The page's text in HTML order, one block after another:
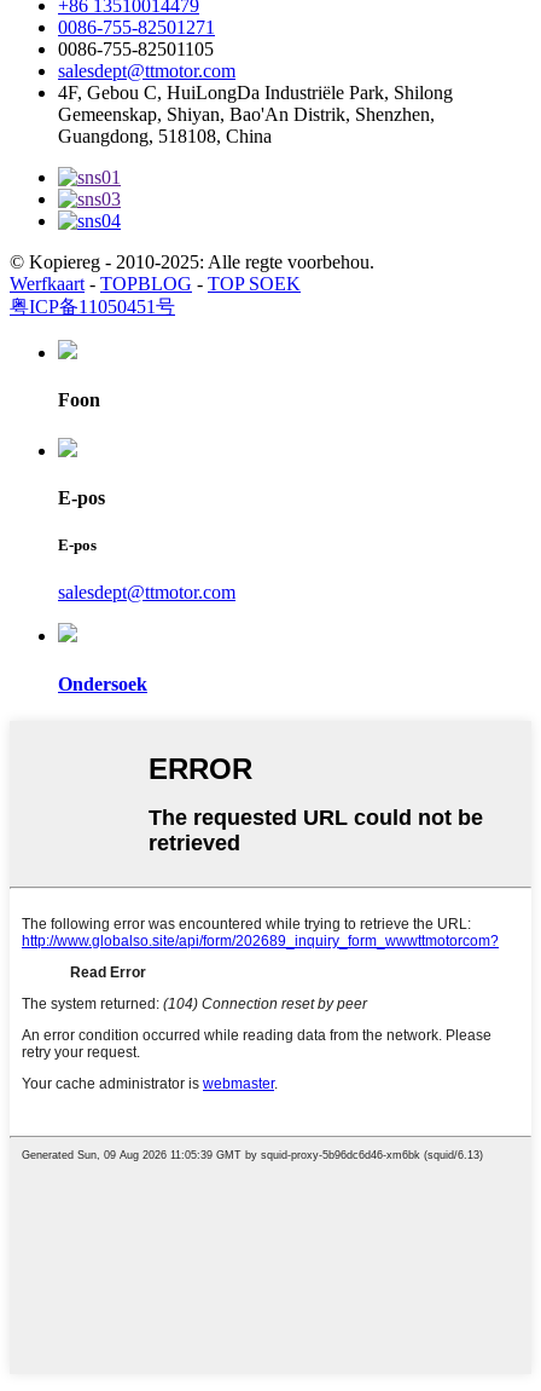
+86 13510014479
0086-755-82501271
0086-755-82501105
salesdept@ttmotor.com
4F, Gebou C, HuiLongDa Industriële Park, Shilong
Gemeenskap, Shiyan, Bao'An Distrik, Shenzhen,
Guangdong, 518108, China
© Kopiereg - 2010-2025: Alle regte voorbehou.
Werfkaart - TOPBLOG - TOP SOEK
粤ICP备11050451号
Foon
E-pos
E-pos
salesdept@ttmotor.com
Ondersoek